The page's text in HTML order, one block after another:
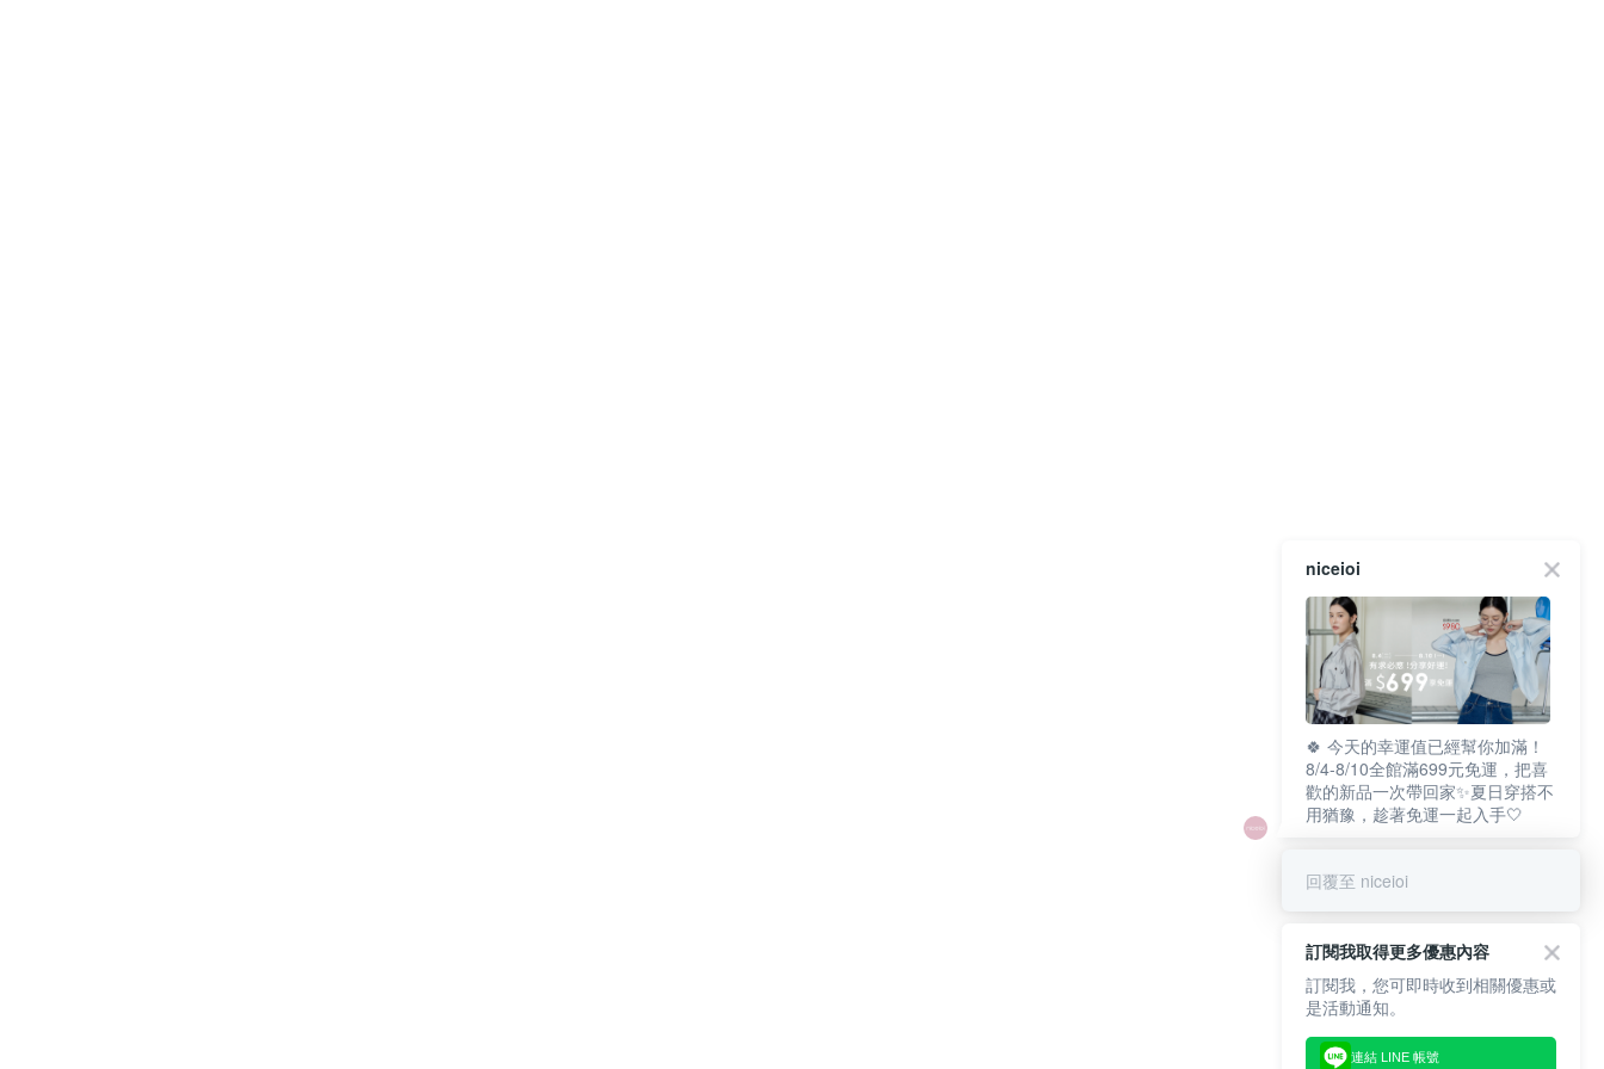
niceioi
🍀 今天的幸運值已經幫你加滿！
8/4-8/10全館滿699元免運，把喜
歡的新品一次帶回家✨夏日穿搭不
用猶豫，趁著免運一起入手🤍
回覆至 niceioi
訂閱我取得更多優惠內容
訂閱我，您可即時收到相關優惠或
是活動通知。
連結 LINE 帳號